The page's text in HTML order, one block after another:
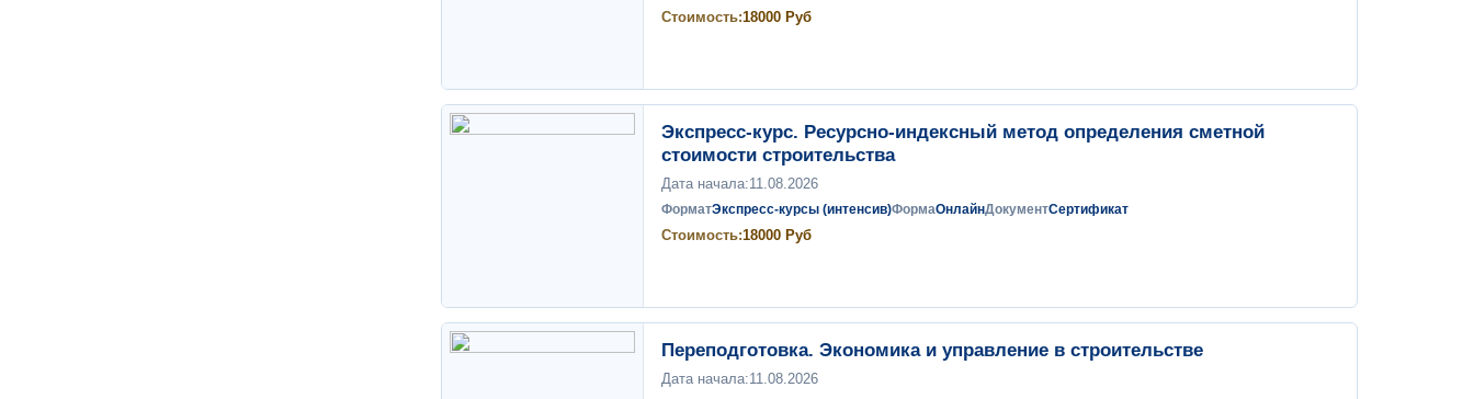
Стоимость:18000 Руб
Экспресс-курс. Ресурсно-индексный метод определения сметной
стоимости строительства
Дата начала:11.08.2026
ФорматЭкспресс-курсы (интенсив)ФормаОнлайнДокументСертификат
Стоимость:18000 Руб
Переподготовка. Экономика и управление в строительстве
Дата начала:11.08.2026